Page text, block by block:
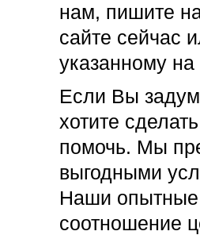
нам, пишите
сайте сейчас
указанному на
Если Вы
хотите
помочь. Мы
выгодными
Наши опытные
соотношение